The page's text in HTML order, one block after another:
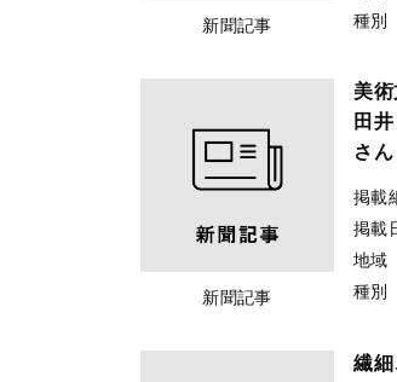
新聞記事
種別
新聞記事
美
田
さ
掲載
掲載
地域
種別
繊細